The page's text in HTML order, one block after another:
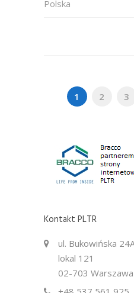
Polska
1 2 3
Kontakt PLTR
ul. Bukowińska
lokal 121
02-703 Warszawa